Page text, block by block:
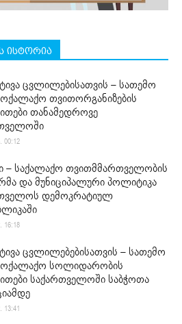
ისტორია
ცვლილებისათვის – სათემო
თვითორგანიზების
თანამედროვე
00:12
– საქალაქო თვითმმართველობის
და მუნიციპალური პოლიტიკა
დემოკრატიულ
16:18
ცვლილებებისათვის – სათემო
სოლიდარობის
საქართველოში საბჭოთა
13:41